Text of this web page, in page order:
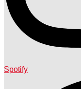
Spotify